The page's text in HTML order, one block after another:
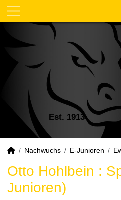
Est. 1913
Nachwuchs E-Junioren
Otto Hohlbein :
Junioren)